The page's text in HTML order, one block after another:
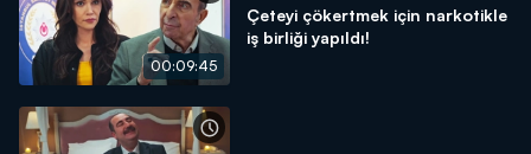
00:09:45
Çeteyi çökertmek için narkotikle
iş birliği yapıldı!